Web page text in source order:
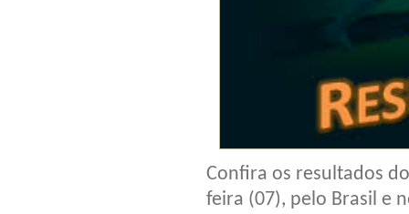
Confira os resultados
feira (07), pelo Brasil e